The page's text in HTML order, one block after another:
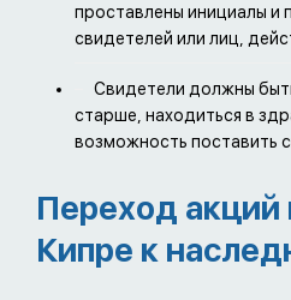
проставлены инициалы и
свидетелей или лиц,
Свидетели должны
старше, находиться в
возможность поставить
Переход акций
Кипре к